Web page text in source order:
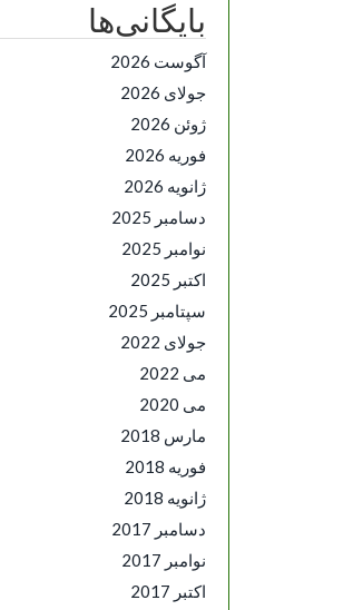
بایگانی‌ها
آگوست 2026
جولای 2026
ژوئن 2026
فوریه 2026
ژانویه 2026
دسامبر 2025
نوامبر 2025
اکتبر 2025
سپتامبر 2025
جولای 2022
می 2022
می 2020
مارس 2018
فوریه 2018
ژانویه 2018
دسامبر 2017
نوامبر 2017
اکتبر 2017